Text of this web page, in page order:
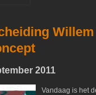
2011
Vandaag is het